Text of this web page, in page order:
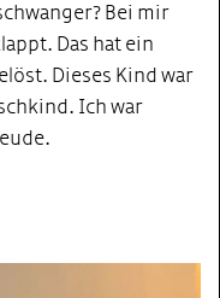
Bei mir
. Das hat ein
Dieses Kind war
Ich war